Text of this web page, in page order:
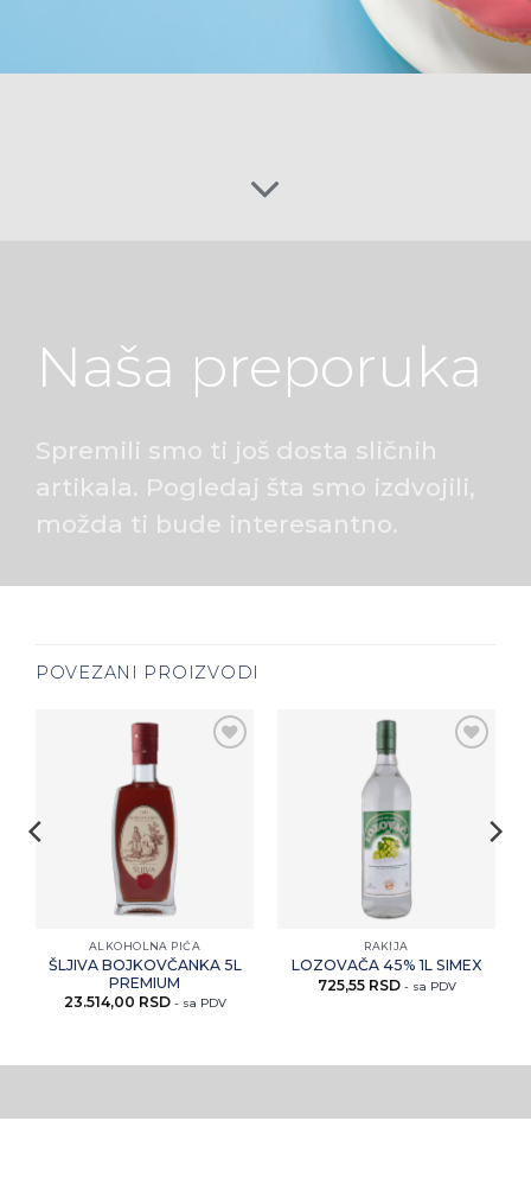
Naša preporuka
Spremili smo ti još dosta sličnih
artikala. Pogledaj šta smo izdvojili,
možda ti bude interesantno.
POVEZANI PROIZVODI
ALKOHOLNA PIĆA
ŠLJIVA BOJKOVČANKA 5L
PREMIUM
23.514,00 RSD - sa PDV
RAKIJA
LOZOVAČA 45% 1L SIMEX
725,55 RSD - sa PDV